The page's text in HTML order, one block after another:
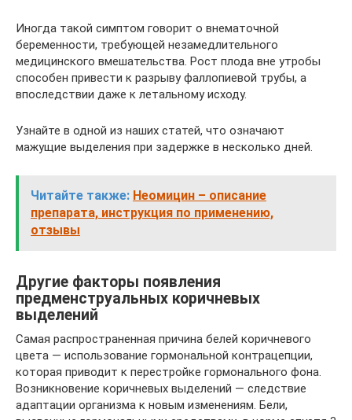
Иногда такой симптом говорит о внематочной
беременности, требующей незамедлительного
медицинского вмешательства. Рост плода вне утробы
способен привести к разрыву фаллопиевой трубы, а
впоследствии даже к летальному исходу.
Узнайте в одной из наших статей, что означают
мажущие выделения при задержке в несколько дней.
Читайте также: Неомицин – описание
препарата, инструкция по применению,
отзывы
Другие факторы появления
предменструальных коричневых
выделений
Самая распространенная причина белей коричневого
цвета — использование гормональной контрацепции,
которая приводит к перестройке гормонального фона.
Возникновение коричневых выделений — следствие
адаптации организма к новым изменениям. Бели,